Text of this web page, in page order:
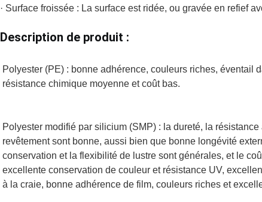
· Surface froissée : La surface est ridée, ou gravée en refief
Description de produit :
Polyester (PE) : bonne adhérence, couleurs riches, éventail
résistance chimique moyenne et coût bas.
Polyester modifié par silicium (SMP) : la dureté, la
revêtement sont bonne, aussi bien que bonne longévité
conservation et la flexibilité de lustre sont générales, et le
excellente conservation de couleur et résistance UV,
à la craie, bonne adhérence de film, couleurs riches et